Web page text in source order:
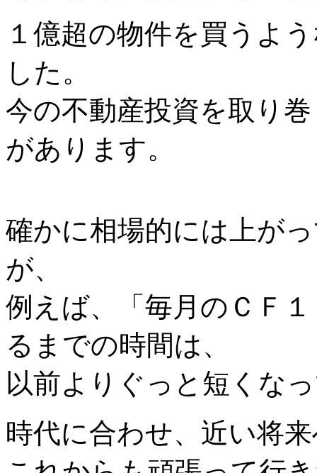
１億超の物件を買うよ
した。
今の不動産投資を取り
があります。
確かに相場的には上が
が、
例えば、「毎月のＣＦ
るまでの時間は、
以前よりぐっと短くな
時代に合わせ、近い将